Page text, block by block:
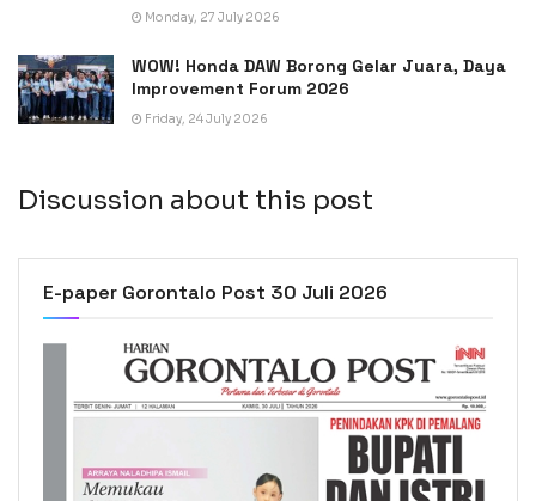
Monday, 27 July 2026
WOW! Honda DAW Borong Gelar Juara, Daya
Improvement Forum 2026
Friday, 24 July 2026
Discussion about this post
E-paper Gorontalo Post 30 Juli 2026